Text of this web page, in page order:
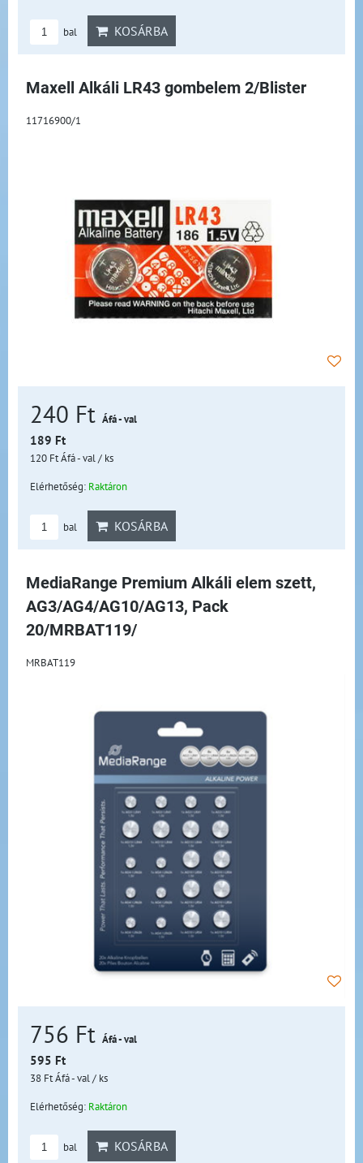
bal KOSÁRBA
Maxell Alkáli LR43 gombelem 2/Blister
11716900/1
240 Ft Áfá - val
189 Ft
120 FtÁfá - val/ ks
Elérhetőség: Raktáron
bal KOSÁRBA
MediaRange Premium Alkáli elem szett,
AG3/AG4/AG10/AG13, Pack
20/MRBAT119/
MRBAT119
756 Ft Áfá - val
595 Ft
38 FtÁfá - val/ ks
Elérhetőség: Raktáron
bal KOSÁRBA